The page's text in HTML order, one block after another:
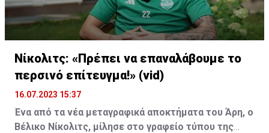
Νίκολιτς: «Πρέπει να επαναλάβουμε το
περσινό επίτευγμα!» (vid)
16.07.2023 15:37
Ένα από τα νέα μεταγραφικά αποκτήματα του Άρη, ο
Βέλικο Νίκολιτς, μίλησε στο γραφείο τύπου της